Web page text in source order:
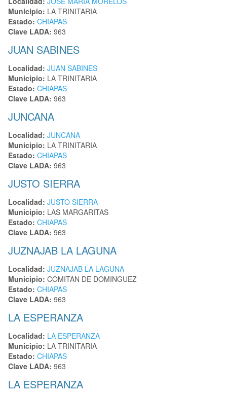
Municipio: LA TRINITARIA
Estado: CHIAPAS
Clave LADA: 963
JUAN SABINES
Localidad: JUAN SABINES
Municipio: LA TRINITARIA
Estado: CHIAPAS
Clave LADA: 963
JUNCANA
Localidad: JUNCANA
Municipio: LA TRINITARIA
Estado: CHIAPAS
Clave LADA: 963
JUSTO SIERRA
Localidad: JUSTO SIERRA
Municipio: LAS MARGARITAS
Estado: CHIAPAS
Clave LADA: 963
JUZNAJAB LA LAGUNA
Localidad: JUZNAJAB LA LAGUNA
Municipio: COMITAN DE DOMINGUEZ
Estado: CHIAPAS
Clave LADA: 963
LA ESPERANZA
Localidad: LA ESPERANZA
Municipio: LA TRINITARIA
Estado: CHIAPAS
Clave LADA: 963
LA ESPERANZA